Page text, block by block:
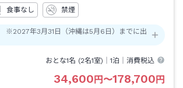
食事なし 禁煙
※2027年3月31日（沖縄は5月6日）までに出
おとな1名 (2名1室)｜1泊 ｜消費税込
34,600円〜178,700円